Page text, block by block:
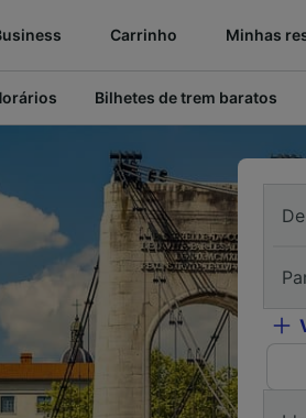
Carrinho Minhas
Bilhetes de trem baratos
De